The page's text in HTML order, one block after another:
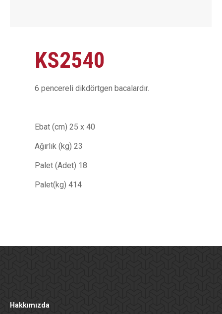
KS2540
6 pencereli dikdörtgen bacalardır.
Ebat (cm) 25 x 40
Ağırlık (kg) 23
Palet (Adet) 18
Palet(kg) 414
Hakkımızda